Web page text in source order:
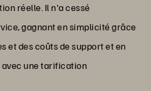
réelle. Il n'a cessé
gagnant en simplicité grâce
et des coûts de support et en
une tarification